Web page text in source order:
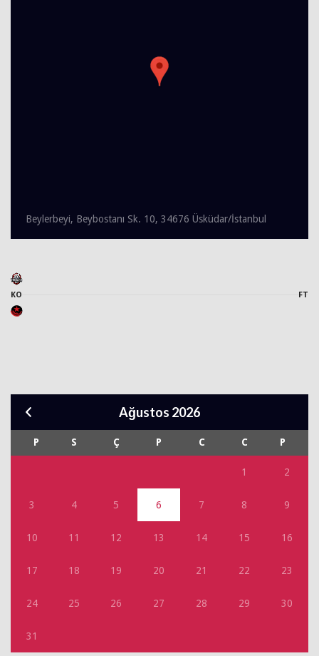
Beylerbeyi, Beybostanı Sk. 10, 34676 Üsküdar/İstanbul
KO FT
Ağustos 2026
P S Ç P C C P
1 2
3 4 5 6 7 8 9
10 11 12 13 14 15 16
17 18 19 20 21 22 23
24 25 26 27 28 29 30
31